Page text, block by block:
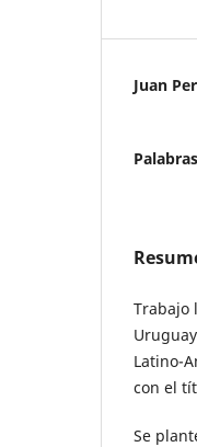
Juan
Trabajo
Latino-
con el
Se